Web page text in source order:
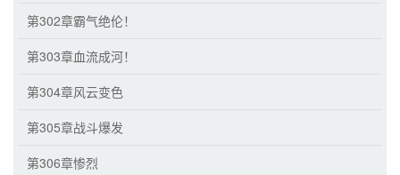
第302章霸气绝伦！
第303章血流成河！
第304章风云变色
第305章战斗爆发
第306章惨烈